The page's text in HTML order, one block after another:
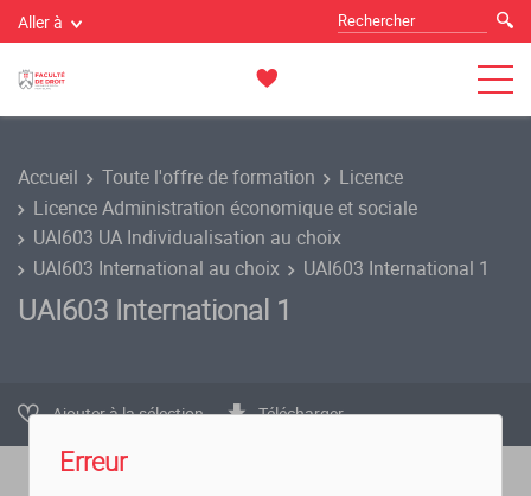
Aller à
Accueil Toute l'offre de formation
Licence
Licence Administration économique et sociale
UAI603 UA Individualisation au choix
UAI603 International au choix
UAI603 International 1
UAI603 International 1
Ajouter à la sélection Télécharger
Erreur